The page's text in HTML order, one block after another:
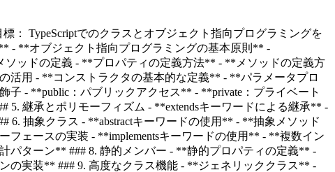
： TypeScriptでのクラスとオブジェクト指向プログラミングを
- **オブジェクト指向プログラミングの基本原則** -
ソッドの定義 - **プロパティの定義方法** - **メソッドの定義方
用 - **コンストラクタの基本的な定義** - **パラメータプロ
- **public：パブリックアクセス** - **private：プライベート
継承とポリモーフィズム - **extendsキーワードによる継承** -
抽象クラス - **abstractキーワードの使用** - **抽象メソッド
ェースの実装 - **implementsキーワードの使用** - **複数イン
ターン** ### 8. 静的メンバー - **静的プロパティの定義** -
実装** ### 9. 高度なクラス機能 - **ジェネリッククラス** -